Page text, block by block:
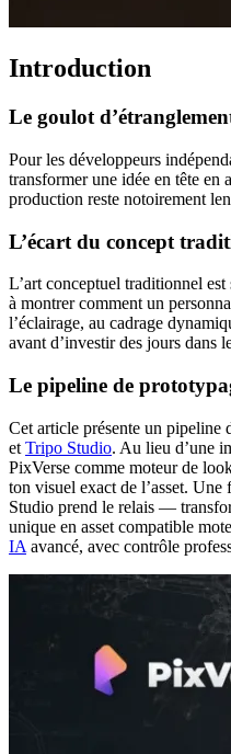
Introduction
Le goulot
Pour les développeurs
transformer une idée en tête en
production reste notoirement
L’écart du concept
L’art conceptuel traditionnel
à montrer comment un
l’éclairage, au cadrage
avant d’investir des jours dans
Le pipeline de
Cet article présente un pipeline
et Tripo Studio. Au lieu d’une
PixVerse comme moteur de
ton visuel exact de l’asset.
Studio prend le relais —
unique en asset compatible
IA avancé, avec contrôle